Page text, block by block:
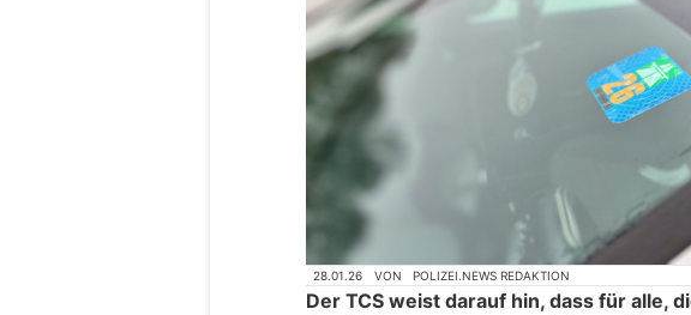
28.01.26 VON POLIZEI.NEWS REDAKTION
Der TCS weist darauf hin, dass für alle,